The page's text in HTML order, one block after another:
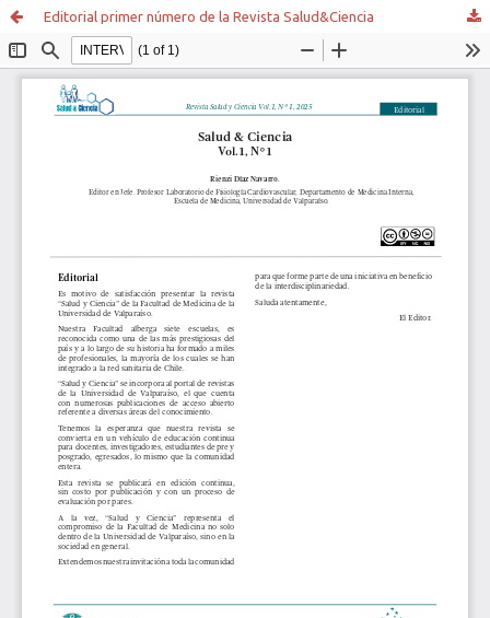
Editorial primer número de la Revista Salud&Ciencia